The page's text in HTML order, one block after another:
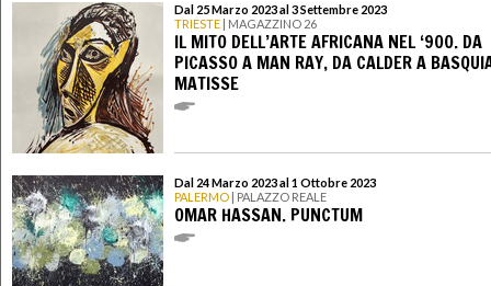
Dal 25 Marzo 2023 al 3 Settembre 2023
TRIESTE | MAGAZZINO 26
IL MITO DELL’ARTE AFRICANA NEL ‘900. DA
PICASSO A MAN RAY, DA CALDER A
MATISSE
Dal 24 Marzo 2023 al 1 Ottobre 2023
PALERMO | PALAZZO REALE
OMAR HASSAN. PUNCTUM